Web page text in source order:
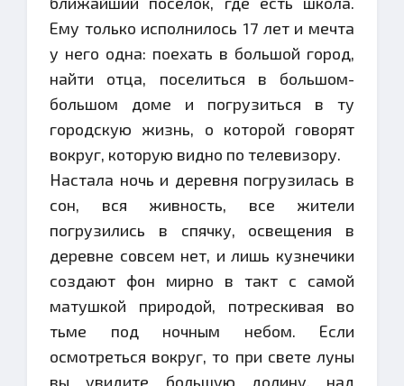
Ему только исполнилось 17 лет и мечта
у него одна: поехать в большой город,
найти отца, поселиться в большом-
большом доме и погрузиться в ту
городскую жизнь, о которой говорят
вокруг, которую видно по телевизору.
Настала ночь и деревня погрузилась в
сон, вся живность, все жители
погрузились в спячку, освещения в
деревне совсем нет, и лишь кузнечики
создают фон мирно в такт с самой
матушкой природой, потрескивая во
тьме под ночным небом. Если
осмотреться вокруг, то при свете луны
вы увидите большую долину, над